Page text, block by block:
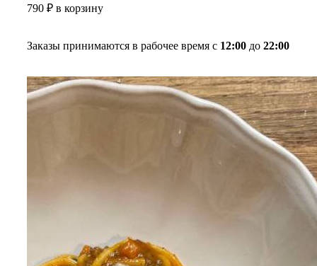
790 ₽ в корзину
Заказы принимаются в рабочее время с 12:00 до 22:00